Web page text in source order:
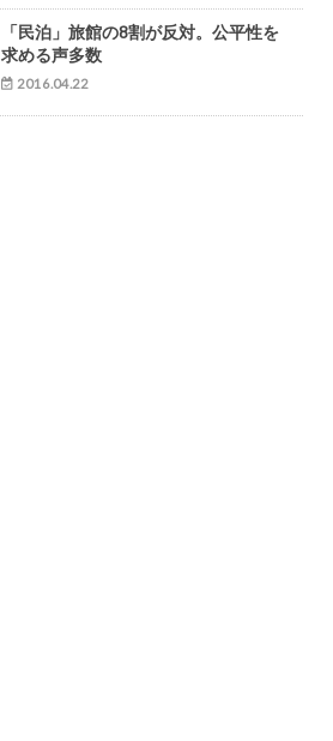
「民泊」旅館の8割が反対。公平性を
求める声多数
2016.04.22